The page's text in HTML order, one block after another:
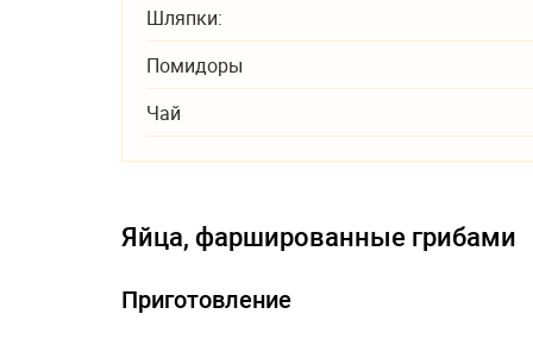
Шляпки:
Помидоры
Чай
Яйца, фаршированные грибами
Приготовление